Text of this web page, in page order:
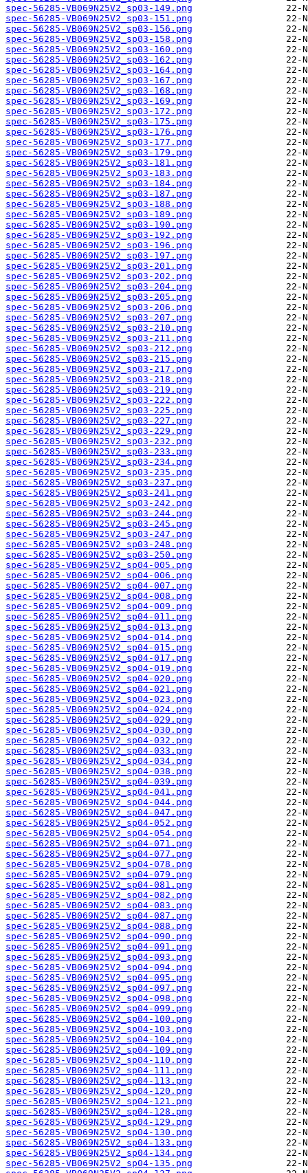
spec-56285-VB069N25V2_sp03-149.png
spec-56285-VB069N25V2_sp03-151.png
spec-56285-VB069N25V2_sp03-156.png
spec-56285-VB069N25V2_sp03-158.png
spec-56285-VB069N25V2_sp03-160.png
spec-56285-VB069N25V2_sp03-162.png
spec-56285-VB069N25V2_sp03-164.png
spec-56285-VB069N25V2_sp03-167.png
spec-56285-VB069N25V2_sp03-168.png
spec-56285-VB069N25V2_sp03-169.png
spec-56285-VB069N25V2_sp03-172.png
spec-56285-VB069N25V2_sp03-175.png
spec-56285-VB069N25V2_sp03-176.png
spec-56285-VB069N25V2_sp03-177.png
spec-56285-VB069N25V2_sp03-179.png
spec-56285-VB069N25V2_sp03-181.png
spec-56285-VB069N25V2_sp03-183.png
spec-56285-VB069N25V2_sp03-184.png
spec-56285-VB069N25V2_sp03-187.png
spec-56285-VB069N25V2_sp03-188.png
spec-56285-VB069N25V2_sp03-189.png
spec-56285-VB069N25V2_sp03-190.png
spec-56285-VB069N25V2_sp03-192.png
spec-56285-VB069N25V2_sp03-196.png
spec-56285-VB069N25V2_sp03-197.png
spec-56285-VB069N25V2_sp03-201.png
spec-56285-VB069N25V2_sp03-202.png
spec-56285-VB069N25V2_sp03-204.png
spec-56285-VB069N25V2_sp03-205.png
spec-56285-VB069N25V2_sp03-206.png
spec-56285-VB069N25V2_sp03-207.png
spec-56285-VB069N25V2_sp03-210.png
spec-56285-VB069N25V2_sp03-211.png
spec-56285-VB069N25V2_sp03-212.png
spec-56285-VB069N25V2_sp03-215.png
spec-56285-VB069N25V2_sp03-217.png
spec-56285-VB069N25V2_sp03-218.png
spec-56285-VB069N25V2_sp03-219.png
spec-56285-VB069N25V2_sp03-222.png
spec-56285-VB069N25V2_sp03-225.png
spec-56285-VB069N25V2_sp03-227.png
spec-56285-VB069N25V2_sp03-229.png
spec-56285-VB069N25V2_sp03-232.png
spec-56285-VB069N25V2_sp03-233.png
spec-56285-VB069N25V2_sp03-234.png
spec-56285-VB069N25V2_sp03-235.png
spec-56285-VB069N25V2_sp03-237.png
spec-56285-VB069N25V2_sp03-241.png
spec-56285-VB069N25V2_sp03-242.png
spec-56285-VB069N25V2_sp03-244.png
spec-56285-VB069N25V2_sp03-245.png
spec-56285-VB069N25V2_sp03-247.png
spec-56285-VB069N25V2_sp03-248.png
spec-56285-VB069N25V2_sp03-250.png
spec-56285-VB069N25V2_sp04-005.png
spec-56285-VB069N25V2_sp04-006.png
spec-56285-VB069N25V2_sp04-007.png
spec-56285-VB069N25V2_sp04-008.png
spec-56285-VB069N25V2_sp04-009.png
spec-56285-VB069N25V2_sp04-011.png
spec-56285-VB069N25V2_sp04-013.png
spec-56285-VB069N25V2_sp04-014.png
spec-56285-VB069N25V2_sp04-015.png
spec-56285-VB069N25V2_sp04-017.png
spec-56285-VB069N25V2_sp04-019.png
spec-56285-VB069N25V2_sp04-020.png
spec-56285-VB069N25V2_sp04-021.png
spec-56285-VB069N25V2_sp04-023.png
spec-56285-VB069N25V2_sp04-024.png
spec-56285-VB069N25V2_sp04-029.png
spec-56285-VB069N25V2_sp04-030.png
spec-56285-VB069N25V2_sp04-032.png
spec-56285-VB069N25V2_sp04-033.png
spec-56285-VB069N25V2_sp04-034.png
spec-56285-VB069N25V2_sp04-038.png
spec-56285-VB069N25V2_sp04-039.png
spec-56285-VB069N25V2_sp04-041.png
spec-56285-VB069N25V2_sp04-044.png
spec-56285-VB069N25V2_sp04-047.png
spec-56285-VB069N25V2_sp04-052.png
spec-56285-VB069N25V2_sp04-054.png
spec-56285-VB069N25V2_sp04-071.png
spec-56285-VB069N25V2_sp04-077.png
spec-56285-VB069N25V2_sp04-078.png
spec-56285-VB069N25V2_sp04-079.png
spec-56285-VB069N25V2_sp04-081.png
spec-56285-VB069N25V2_sp04-082.png
spec-56285-VB069N25V2_sp04-083.png
spec-56285-VB069N25V2_sp04-087.png
spec-56285-VB069N25V2_sp04-088.png
spec-56285-VB069N25V2_sp04-090.png
spec-56285-VB069N25V2_sp04-091.png
spec-56285-VB069N25V2_sp04-093.png
spec-56285-VB069N25V2_sp04-094.png
spec-56285-VB069N25V2_sp04-095.png
spec-56285-VB069N25V2_sp04-097.png
spec-56285-VB069N25V2_sp04-098.png
spec-56285-VB069N25V2_sp04-099.png
spec-56285-VB069N25V2_sp04-100.png
spec-56285-VB069N25V2_sp04-103.png
spec-56285-VB069N25V2_sp04-104.png
spec-56285-VB069N25V2_sp04-109.png
spec-56285-VB069N25V2_sp04-110.png
spec-56285-VB069N25V2_sp04-111.png
spec-56285-VB069N25V2_sp04-113.png
spec-56285-VB069N25V2_sp04-120.png
spec-56285-VB069N25V2_sp04-121.png
spec-56285-VB069N25V2_sp04-128.png
spec-56285-VB069N25V2_sp04-129.png
spec-56285-VB069N25V2_sp04-130.png
spec-56285-VB069N25V2_sp04-133.png
spec-56285-VB069N25V2_sp04-134.png
spec-56285-VB069N25V2_sp04-135.png